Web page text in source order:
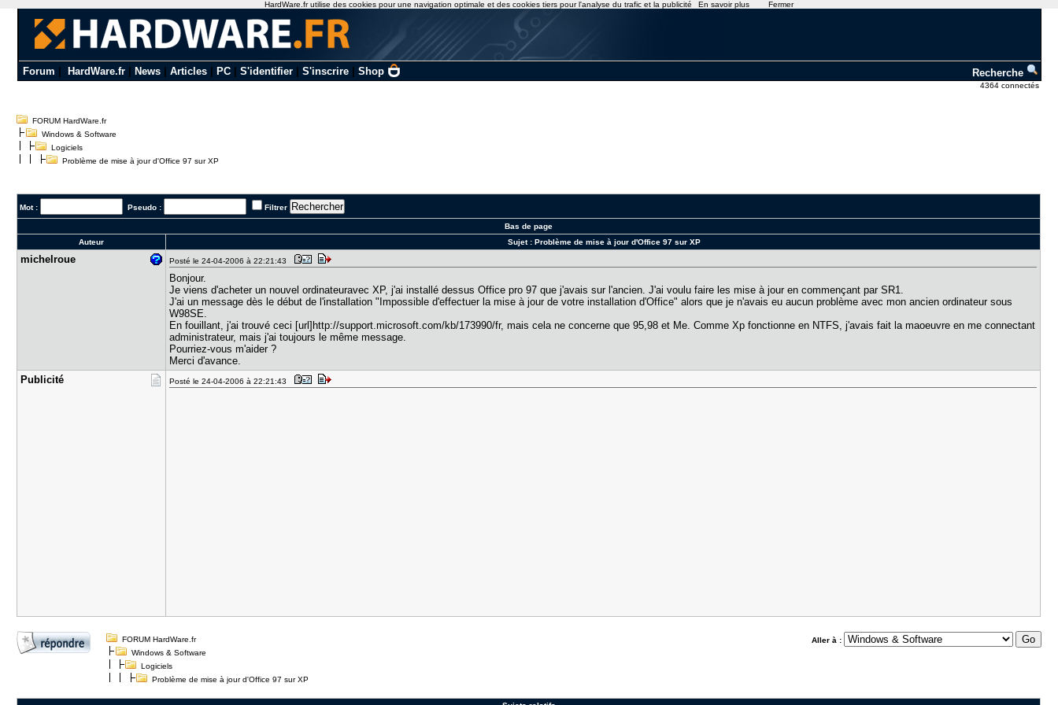
Forum HardWare.fr| News| Articles| PC| S'identifier| S'inscrire| Shop Recherche
4364 connectés
FORUM HardWare.fr
Windows & Software
Logiciels
Problème de mise à jour d'Office 97 sur XP
Mot : Pseudo : Filtrer
Bas de page
Auteur
Sujet :Problème de mise à jour d'Office 97 sur XP
michelroue Posté le 24-04-2006 à 22:21:43
Bonjour.
Je viens d'acheter un nouvel ordinateuravec XP, j'ai installé dessus Office pro 97 que j'avais sur l'ancien. J'ai voulu faire les mise à jour en commençant par SR1.
J'ai un message dès le début de l'installation "Impossible d'effectuer la mise à jour de votre installation d'Office" alors que je n'avais eu aucun problème avec mon ancien ordinateur sous
W98SE.
En fouillant, j'ai trouvé ceci [url]http://support.microsoft.com/kb/173990/fr, mais cela ne concerne que 95,98 et Me. Comme Xp fonctionne en NTFS, j'avais fait la maoeuvre en me connectant
administrateur, mais j'ai toujours le même message.
Pourriez-vous m'aider ?
Merci d'avance.
Publicité
Posté le 24-04-2006 à 22:21:43
Aller à :
FORUM HardWare.fr
Windows & Software
Logiciels
Problème de mise à jour d'Office 97 sur XP
HardWare.fr utilise des cookies pour une navigation optimale et des cookies tiers pour l'analyse du trafic et la publicité En savoir plus Fermer